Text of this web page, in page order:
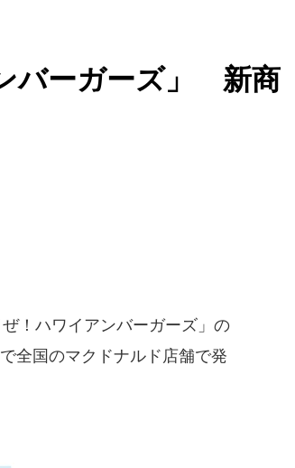
バーガーズ」 新商
！ハワイアンバーガーズ」の
全国のマクドナルド店舗で発